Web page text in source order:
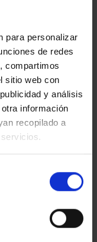
para personalizar
de redes
compartimos
sitio web con
y análisis
información
recopilado a
CAPITALES DE
PROVINCIA 1
949,00 €
Sólo para usuarios
registrados